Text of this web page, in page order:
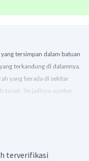
tersimpan dalam batuan
terkandung di dalamnya.
yang berada di sekitar
tanah. Terjadinya sumber
simpulkan secara umum,
panas bumi adalah
terverifikasi